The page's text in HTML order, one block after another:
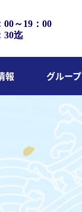
00～19：00
30迄
報 グループ